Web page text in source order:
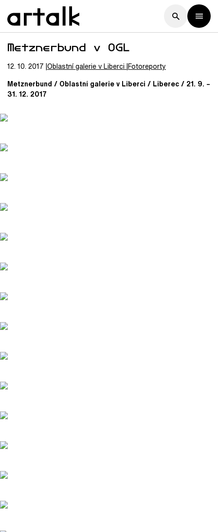
Metznerbund v OGL
12. 10. 2017 Oblastní galerie v Liberci Fotoreporty
Metznerbund / Oblastní galerie v Liberci / Liberec / 21. 9. –
31. 12. 2017